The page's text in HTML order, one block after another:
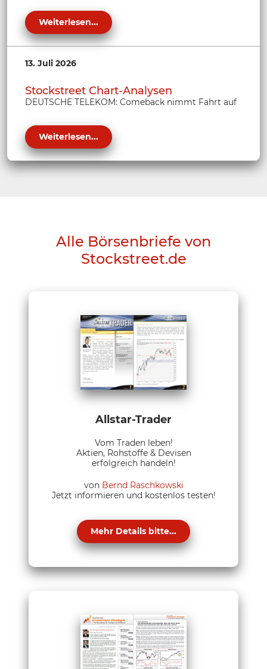
Weiterlesen...
13. Juli 2026
Stockstreet Chart-Analysen
DEUTSCHE TELEKOM: Comeback nimmt Fahrt auf
Weiterlesen...
Alle Börsenbriefe von
Stockstreet.de
Allstar-Trader
Vom Traden leben!
Aktien, Rohstoffe & Devisen
erfolgreich handeln!
von Bernd Raschkowski
Jetzt informieren und kostenlos testen!
Mehr Details bitte...